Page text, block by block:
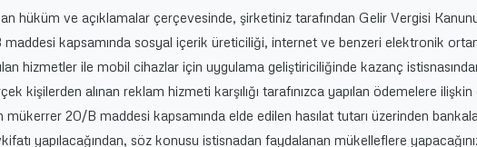
hüküm ve açıklamalar çerçevesinde, şirketiniz tarafından Gelir Vergisi
kapsamında sosyal içerik üreticiliği, internet ve benzeri elektronik
hizmetler ile mobil cihazlar için uygulama geliştiriciliğinde kazanç
kişilerden alınan reklam hizmeti karşılığı tarafınızca yapılan ödemelere
mükerrer 20/B maddesi kapsamında elde edilen hasılat tutarı üzerinden
yapılacağından, söz konusu istisnadan faydalanan mükelleflere